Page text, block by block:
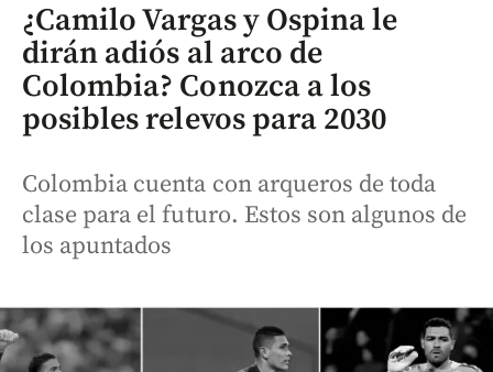
¿Camilo Vargas y Ospina le
dirán adiós al arco de
Colombia? Conozca a los
posibles relevos para 2030
Colombia cuenta con arqueros de toda
clase para el futuro. Estos son algunos de
los apuntados